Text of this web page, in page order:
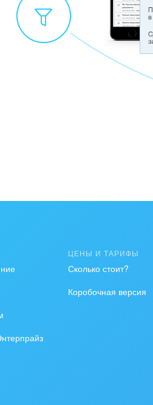
ЦЕНЫ И ТАРИФЫ
Сколько стоит?
Коробочная версия